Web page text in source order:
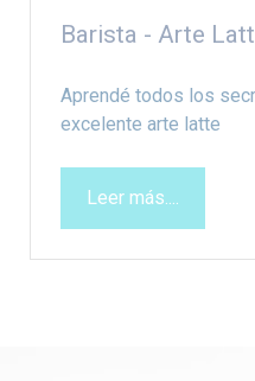
Barista - Arte
Aprendé todos los
excelente arte latte
Leer más....